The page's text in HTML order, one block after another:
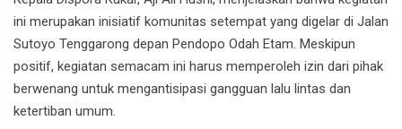
ini merupakan inisiatif komunitas setempat yang digelar di Jalan
Sutoyo Tenggarong depan Pendopo Odah Etam. Meskipun
positif, kegiatan semacam ini harus memperoleh izin dari pihak
berwenang untuk mengantisipasi gangguan lalu lintas dan
ketertiban umum.